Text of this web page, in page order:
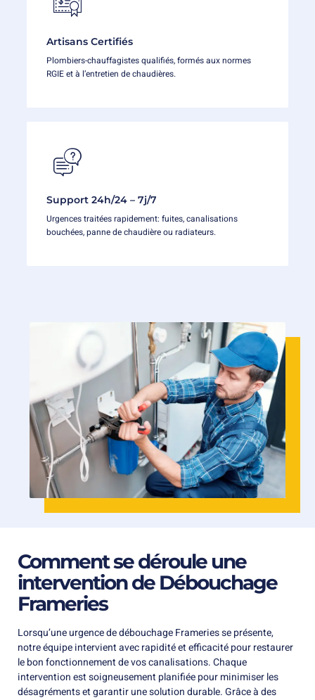
Artisans Certifiés
Plombiers-chauffagistes qualifiés, formés aux normes
RGIE et à l’entretien de chaudières.
Support 24h/24 – 7j/7
Urgences traitées rapidement: fuites, canalisations
bouchées, panne de chaudière ou radiateurs.
Comment se déroule une
intervention de Débouchage
Frameries
Lorsqu’une urgence de débouchage Frameries se présente,
notre équipe intervient avec rapidité et efficacité pour restaurer
le bon fonctionnement de vos canalisations. Chaque
intervention est soigneusement planifiée pour minimiser les
désagréments et garantir une solution durable. Grâce à des